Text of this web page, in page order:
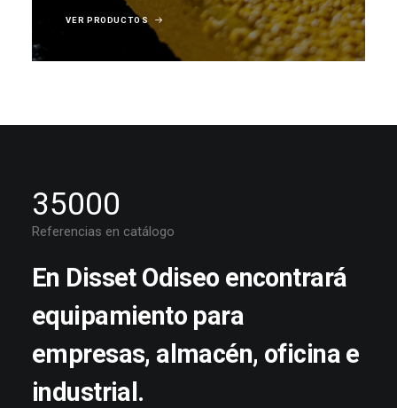
VER PRODUCTOS
35000
Referencias en catálogo
En Disset Odiseo encontrará
equipamiento para
empresas, almacén, oficina e
industrial.